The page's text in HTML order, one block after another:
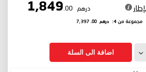
درهم 1,849
.00
مجموعة من 4: درهم 7,397
.00
اضافة الى السلة